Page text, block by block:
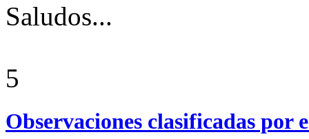
Saludos...
5
Observaciones clasificadas por